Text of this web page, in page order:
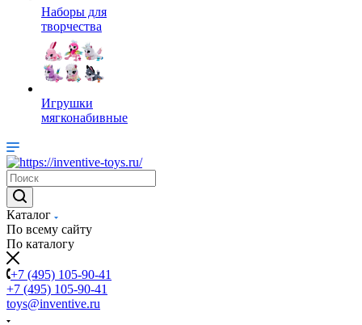
Наборы для
творчества
Игрушки
мягконабивные
Каталог
По всему сайту
По каталогу
+7 (495) 105-90-41
+7 (495) 105-90-41
toys@inventive.ru